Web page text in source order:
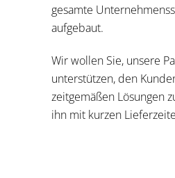
gesamte
aufgebaut.
Wir wollen Sie, unsere
unterstützen, den
zeitgemäßen Lösungen
ihn mit kurzen